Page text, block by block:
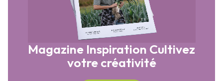
Magazine Inspiration Cultivez
votre créativité